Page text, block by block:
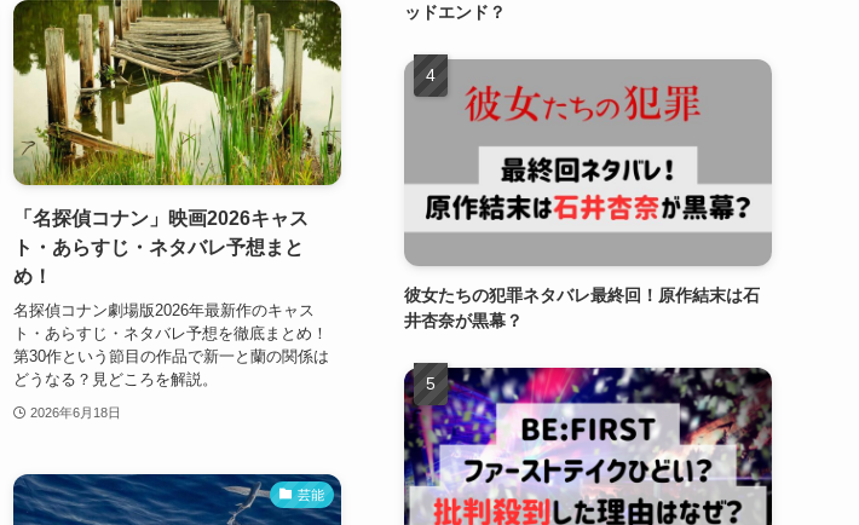
「名探偵コナン」映画2026キャス
ト・あらすじ・ネタバレ予想まと
め！
名探偵コナン劇場版2026年最新作のキャス
ト・あらすじ・ネタバレ予想を徹底まとめ！
第30作という節目の作品で新一と蘭の関係は
どうなる？見どころを解説。
2026年6月18日
芸能
ッドエンド？
彼女たちの犯罪ネタバレ最終回！原作結末は石
井杏奈が黒幕？